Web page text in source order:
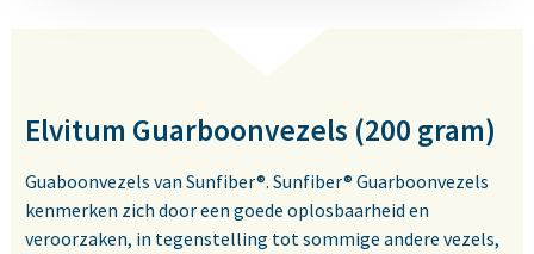
Elvitum Guarboonvezels (200 gram)
Guaboonvezels van Sunfiber®. Sunfiber® Guarboonvezels
kenmerken zich door een goede oplosbaarheid en
veroorzaken, in tegenstelling tot sommige andere vezels,